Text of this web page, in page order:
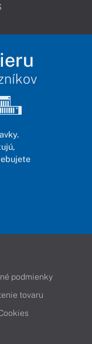
podmienky
tovaru